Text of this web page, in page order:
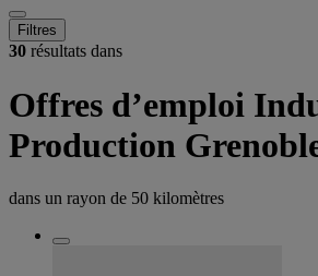
Filtres
30 résultats dans
Offres d’emploi
Production
dans un rayon de 50 kilomètres